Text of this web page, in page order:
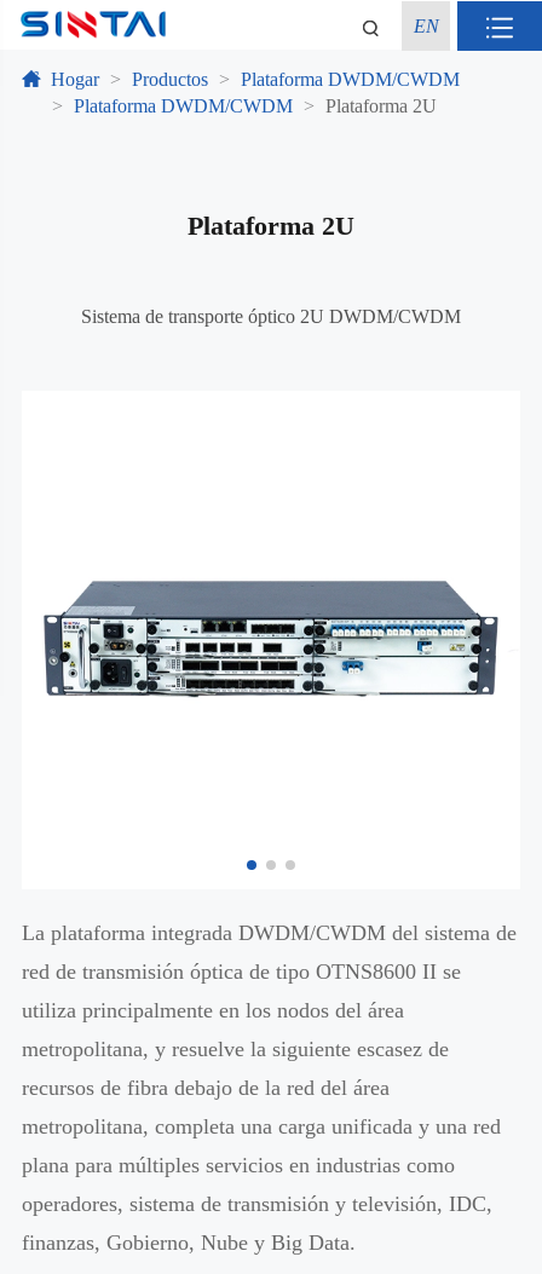
EN
Hogar Productos
Plataforma DWDM/CWDM
Plataforma DWDM/CWDM
Plataforma 2U
Plataforma 2U
Sistema de transporte óptico 2U DWDM/CWDM
La plataforma integrada DWDM/CWDM del sistema de
red de transmisión óptica de tipo OTNS8600 II se
utiliza principalmente en los nodos del área
metropolitana, y resuelve la siguiente escasez de
recursos de fibra debajo de la red del área
metropolitana, completa una carga unificada y una red
plana para múltiples servicios en industrias como
operadores, sistema de transmisión y televisión, IDC,
finanzas, Gobierno, Nube y Big Data.